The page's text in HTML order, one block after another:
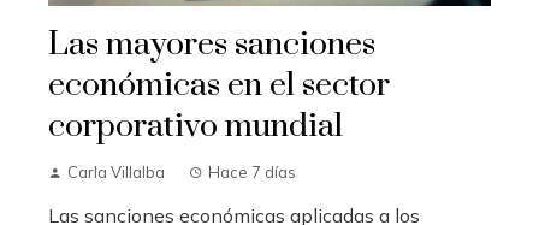
Las mayores sanciones
económicas en el sector
corporativo mundial
Carla Villalba Hace 7 días
Las sanciones económicas aplicadas a los